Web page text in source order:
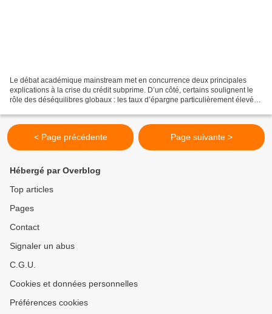
Le débat académique mainstream met en concurrence deux principales
explications à la crise du crédit subprime. D’un côté, certains soulignent le
rôle des déséquilibres globaux : les taux d’épargne particulièrement élevés
< Page précédente Page suivante >
Hébergé par Overblog
Top articles
Pages
Contact
Signaler un abus
C.G.U.
Cookies et données personnelles
Préférences cookies